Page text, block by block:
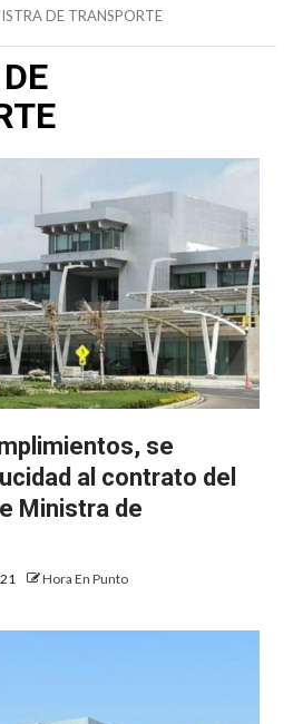
DE TRANSPORTE
se
al contrato del
Ministra de
Hora En Punto